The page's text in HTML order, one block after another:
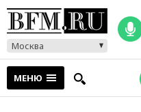
Москва
МЕНЮ